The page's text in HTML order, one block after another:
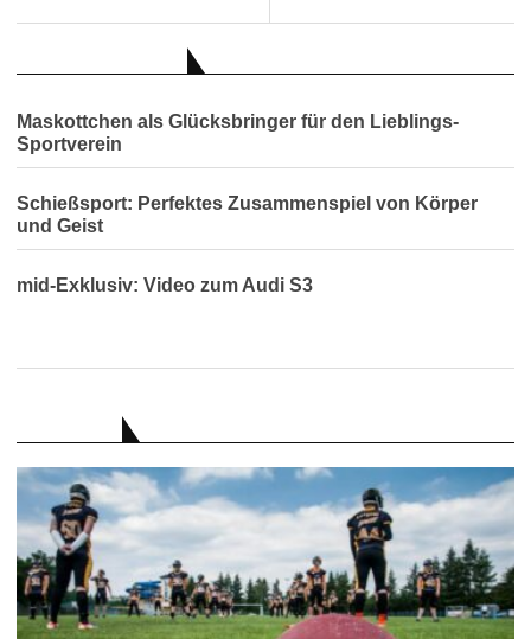
Maskottchen als Glücksbringer für den Lieblings-
Sportverein
Schießsport: Perfektes Zusammenspiel von Körper
und Geist
mid-Exklusiv: Video zum Audi S3